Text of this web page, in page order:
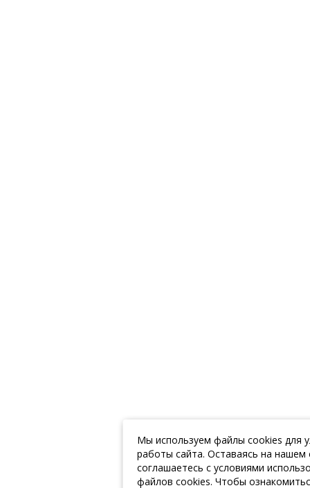
Мы используем файлы cookies для
работы сайта. Оставаясь на нашем
соглашаетесь с условиями
файлов cookies. Чтобы